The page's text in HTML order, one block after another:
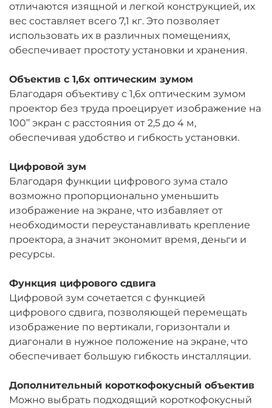
отличаются изящной и легкой конструкцией, их
вес составляет всего 7,1 кг. Это позволяет
использовать их в различных помещениях,
обеспечивает простоту установки и хранения.
Объектив с 1,6x оптическим зумом
Благодаря объективу с 1,6x оптическим зумом
проектор без труда проецирует изображение на
100’’ экран с расстояния от 2,5 до 4 м,
обеспечивая удобство и гибкость установки.
Цифровой зум
Благодаря функции цифрового зума стало
возможно пропорционально уменьшить
изображение на экране, что избавляет от
необходимости переустанавливать крепление
проектора, а значит экономит время, деньги и
ресурсы.
Функция цифрового сдвига
Цифровой зум сочетается с функцией
цифрового сдвига, позволяющей перемещать
изображение по вертикали, горизонтали и
диагонали в нужное положение на экране, что
обеспечивает большую гибкость инсталляции.
Дополнительный короткофокусный объектив
Можно выбрать подходящий короткофокусный